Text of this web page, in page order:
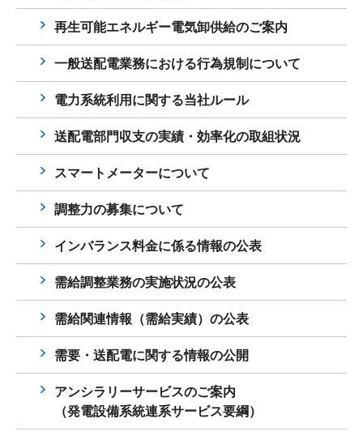
再生可能エネルギー電気卸供給のご案内
一般送配電業務における行為規制について
電力系統利用に関する当社ルール
送配電部門収支の実績・効率化の取組状況
スマートメーターについて
調整力の募集について
インバランス料金に係る情報の公表
需給調整業務の実施状況の公表
需給関連情報（需給実績）の公表
需要・送配電に関する情報の公開
アンシラリーサービスのご案内
（発電設備系統連系サービス要綱）